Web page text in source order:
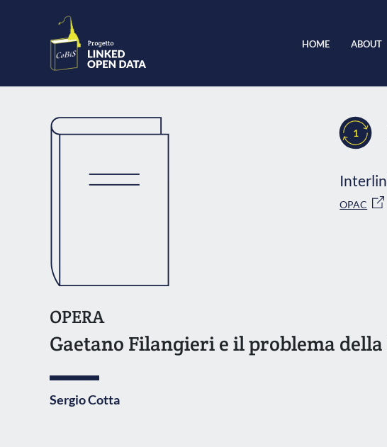
HOME ABOUT
1
OPAC
OPERA
Gaetano Filangieri e il problema della
Sergio Cotta